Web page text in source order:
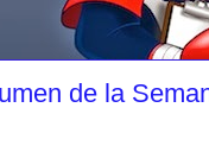
de la